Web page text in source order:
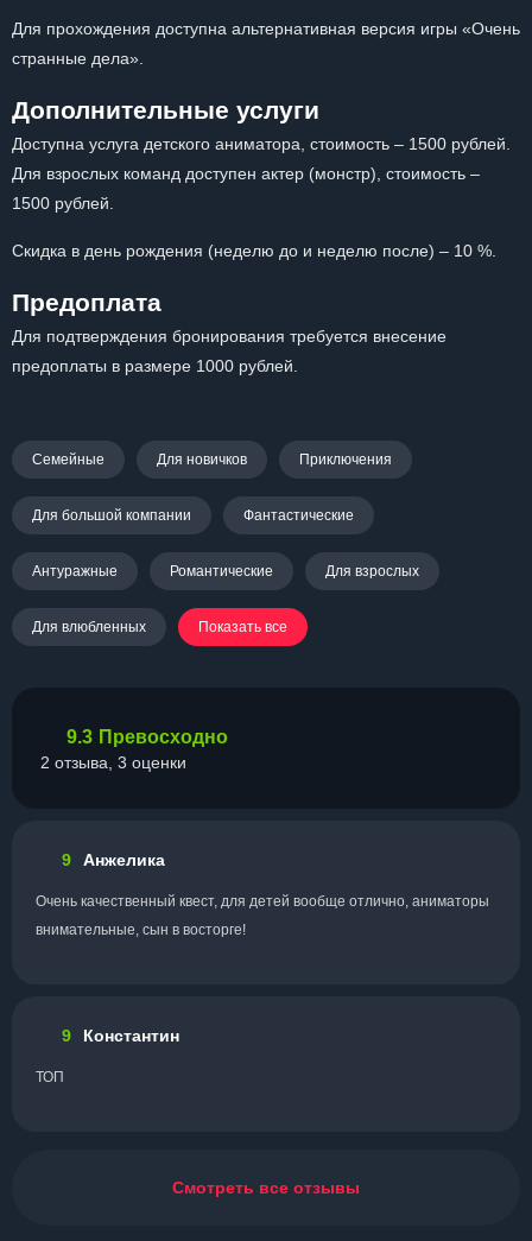
Для прохождения доступна альтернативная версия игры «Очень
странные дела».
Дополнительные услуги
Доступна услуга детского аниматора, стоимость – 1500 рублей.
Для взрослых команд доступен актер (монстр), стоимость –
1500 рублей.
Скидка в день рождения (неделю до и неделю после) – 10 %.
Предоплата
Для подтверждения бронирования требуется внесение
предоплаты в размере 1000 рублей.
Семейные Для новичков Приключения
Для большой компании Фантастические
Антуражные Романтические Для взрослых
Для влюбленных Показать все
9.3 Превосходно
2 отзыва, 3 оценки
9 Анжелика
Очень качественный квест, для детей вообще отлично, аниматоры
внимательные, сын в восторге!
9 Константин
ТОП
Смотреть все отзывы